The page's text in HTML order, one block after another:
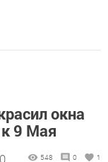
окна
9 Мая
548 0 1